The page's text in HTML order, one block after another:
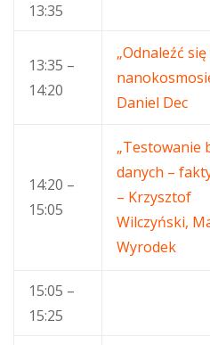
13:35
13:35 –
14:20
„Odnaleźć się
Daniel Dec
14:20 –
15:05
„Testowanie
danych –
– Krzysztof
Wilczyński,
Wyrodek
15:05 –
15:25